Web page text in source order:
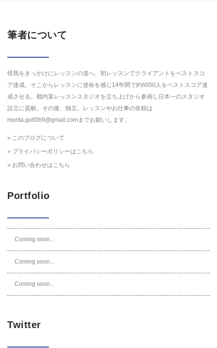
筆者について
怪我をきっかけにレッスンの道へ。初レッスンでクライアントをベストスコ
ア達成。そこからレッスンに使命を感じ14年間で約6000人をベストスコア達
成させる。都内某レッスンスタジオを立ち上げから参画し日本一のスタジオ
設立に貢献。その後、独立。レッスンやお仕事の依頼は
morita.golf369@gmail.comまでお願いします。
» このブログについて
» プライバシーポリシーはこちら
» お問い合わせはこちら
Portfolio
Coming soon...
Coming soon...
Coming soon...
Twitter